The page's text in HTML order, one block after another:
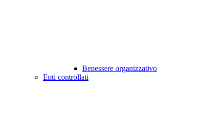
Benessere organizzativo
Enti controllati